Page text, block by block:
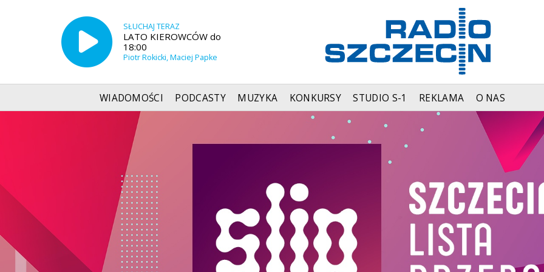
SŁUCHAJ TERAZ
LATO KIEROWCÓW do
18:00
Piotr Rokicki, Maciej Papke
WIADOMOŚCI PODCASTY MUZYKA KONKURSY STUDIO S-1 REKLAMA O NAS